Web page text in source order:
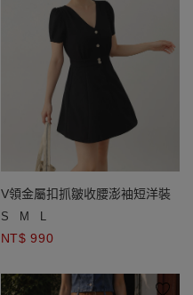
V領金屬扣抓皺收腰澎袖短洋裝
S M L
NT$ 990